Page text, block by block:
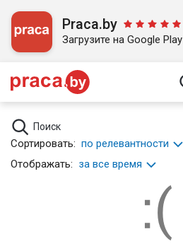
Praca.by
Загрузите на Google Play
Поиск
Сортировать: по релевантности
Отображать: за все время